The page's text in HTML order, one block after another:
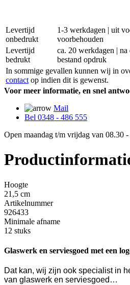
Levertijd
onbedrukt
1-3 werkdagen | uit
voorbehouden
Levertijd
bedrukt
ca. 20 werkdagen |
bestand opdruk
In sommige gevallen kunnen wij in
contact op indien dit is gewenst.
Voor meer informatie, en snel
Mail
Bel 0348 - 486 555
Open maandag t/m vrijdag van 08.30
Hoogte
21,5 cm
Artikelnummer
926433
Minimale afname
12 stuks
Glaswerk en serviesgoed met een
Dat kan, wij zijn ook specialist in
van glaswerk en serviesgoed…